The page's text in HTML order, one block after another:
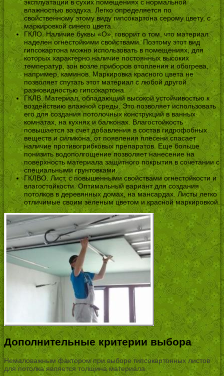
эксплуатации в сухих помещениях с нормальной
влажностью воздуха. Легко определяется по
свойственному этому виду гипсокартона серому цвету, с
маркировкой синего цвета.
ГКЛО. Наличие буквы «О», говорит о том, что материал
наделен огнестойкими свойствами. Поэтому этот вид
гипсокартона можно использовать в помещениях, для
которых характерно наличие постоянных высоких
температур, зон возле приборов отопления и обогрева,
например, каминов. Маркировка красного цвета не
позволяет спутать этот материал с любой другой
разновидностью гипсокартона.
ГКЛВ. Материал, обладающий высокой устойчивостью к
воздействию влажной среды. Это позволяет использовать
его для создания потолочных конструкций в ванных
комнатах, на кухнях и балконах. Влагостойкость
повышается за счет добавления в состав гидрофобных
веществ и силикона, от появления плесени спасает
наличие противогрибковых препаратов. Еще больше
понизить водополгощение позволяет нанесение на
поверхность материала защитного покрытия в сочетании с
специальными грунтовками.
ГКЛВО. Лист, с повышенными свойствами огнестойкости и
влагостойкости. Оптимальный вариант для создания
потолков в деревянных домах, на мансардах. Листы легко
отличимые своим зеленым цветом и красной маркировкой.
Дополнительные критерии выбора
Немаловажным фактором при выборе гипсокартонных листов
для потолка является толщина материала.